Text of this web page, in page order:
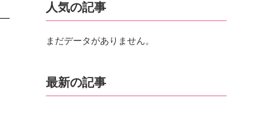
人気の記事
まだデータがありません。
最新の記事